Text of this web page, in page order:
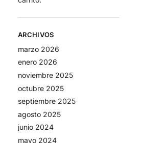
ARCHIVOS
marzo 2026
enero 2026
noviembre 2025
octubre 2025
septiembre 2025
agosto 2025
junio 2024
mayo 2024